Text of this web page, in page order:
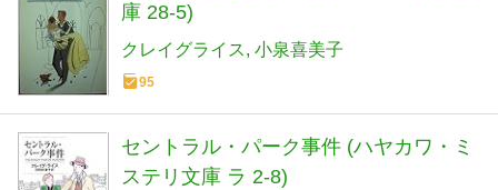
庫 28-5)
クレイグライス 小泉喜美子
95
セントラル・パーク事件 (ハヤカワ・ミ
ステリ文庫 ラ 2-8)